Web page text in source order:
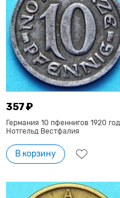
357 ₽
Германия 10 пфеннигов 1920 год.
Нотгельд Вестфалия
В корзину